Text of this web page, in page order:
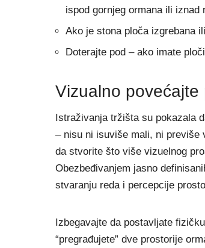
ispod gornjeg ormana ili iznad
Ako je stona ploča izgrebana
Doterajte pod – ako imate
Vizualno povećajte
Istraživanja tržišta su pokazala
– nisu ni isuviše mali, ni previše
da stvorite što više vizuelnog
Obezbeđivanjem jasno
stvaranju reda i percepcije
Izbegavajte da postavljate
“pregrađujete” dve prostorije